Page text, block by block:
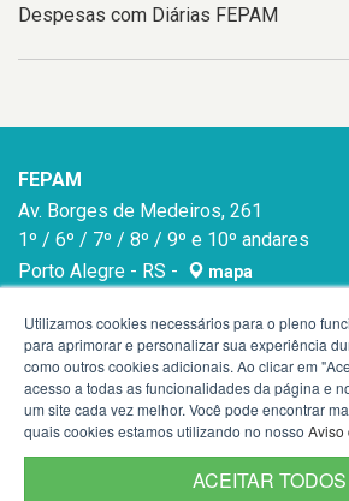
Despesas com Diárias FEPAM
FEPAM
Av. Borges de Medeiros, 261
1º / 6º / 7º / 8º / 9º e 10º andares
Porto Alegre - RS -
mapa
Utilizamos cookies necessários para o pleno
para aprimorar e personalizar sua experiência
como outros cookies adicionais. Ao clicar em
acesso a todas as funcionalidades da página e
um site cada vez melhor. Você pode encontrar
quais cookies estamos utilizando no nosso Aviso
ACEITAR TODOS